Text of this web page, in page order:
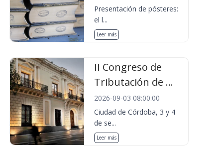
Presentación de pósteres:
el l...
Leer más
II Congreso de
Tributación de ...
2026-09-03 08:00:00
Ciudad de Córdoba, 3 y 4
de se...
Leer más